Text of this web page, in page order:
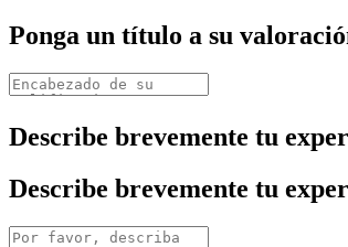
Ponga un título a su
Describe brevemente tu
Describe brevemente tu